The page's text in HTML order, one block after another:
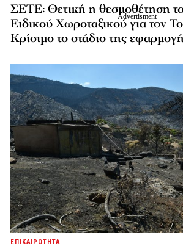
ΣΕΤΕ: Θετική η θεσμοθέτηση
Ειδικού Χωροταξικού για τον
Κρίσιμο το στάδιο της
ΕΠΙΚΑΙΡΟΤΗΤΑ